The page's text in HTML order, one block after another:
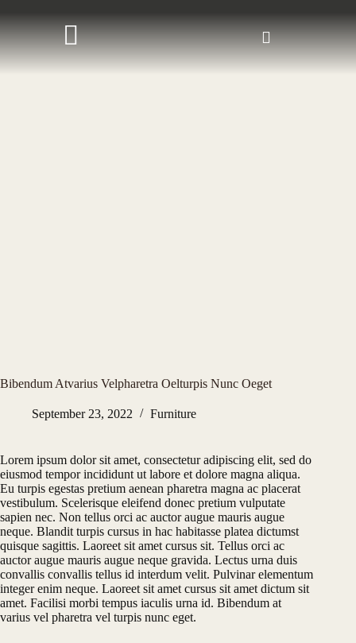
Bibendum Atvarius Velpharetra Oelturpis Nunc Oeget
September 23, 2022 Furniture
Lorem ipsum dolor sit amet, consectetur adipiscing elit, sed do
eiusmod tempor incididunt ut labore et dolore magna aliqua.
Eu turpis egestas pretium aenean pharetra magna ac placerat
vestibulum. Scelerisque eleifend donec pretium vulputate
sapien nec. Non tellus orci ac auctor augue mauris augue
neque. Blandit turpis cursus in hac habitasse platea dictumst
quisque sagittis. Laoreet sit amet cursus sit. Tellus orci ac
auctor augue mauris augue neque gravida. Lectus urna duis
convallis convallis tellus id interdum velit. Pulvinar elementum
integer enim neque. Laoreet sit amet cursus sit amet dictum sit
amet. Facilisi morbi tempus iaculis urna id. Bibendum at
varius vel pharetra vel turpis nunc eget.